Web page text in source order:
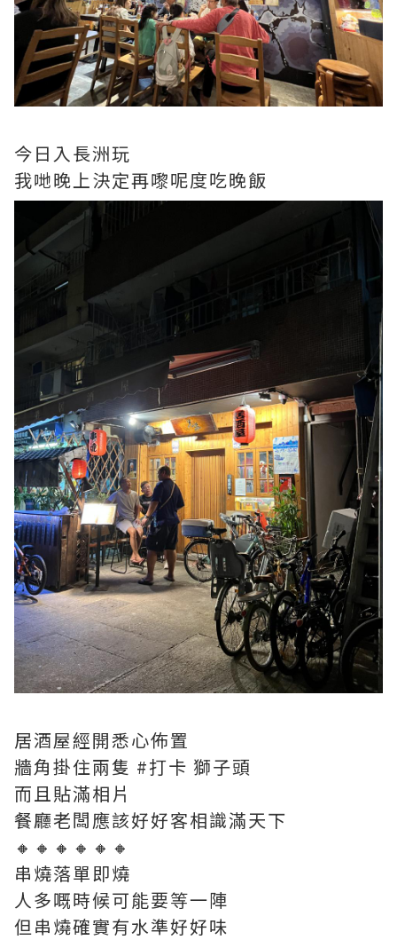
今日入長洲玩
我哋晚上決定再嚟呢度吃晚飯
居酒屋經開悉心佈置
牆角掛住兩隻 #打卡 獅子頭
而且貼滿相片
餐廳老闆應該好好客相識滿天下
🔸🔸🔸🔸🔸🔸
串燒落單即燒
人多嘅時候可能要等一陣
但串燒確實有水準好好味